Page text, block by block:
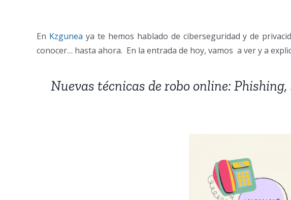
En Kzgunea ya te hemos hablado de ciberseguridad y de
conocer… hasta ahora. En la entrada de hoy, vamos a ver y a
Nuevas técnicas de robo online: